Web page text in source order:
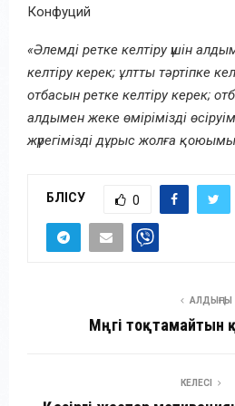
Конфуций
«Әлемді ретке келтіру үшін
келтіру керек; ұлтты тәртіпке
отбасын ретке келтіру керек;
алдымен жеке өмірімізді
жүрегімізді дұрыс жолға
БӨЛІСУ 0
АЛДЫҢҒЫ
Мәңгі тоқтамайтын
КЕЛЕСІ